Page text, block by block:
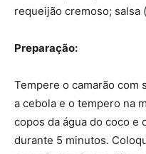
requeijão cremoso; salsa
Preparação:
Tempere o camarão com
a cebola e o tempero na
copos da água do coco e
durante 5 minutos.